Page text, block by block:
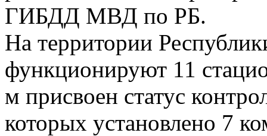
ГИБДД МВД по РБ.
На территории
функционируют 11
м присвоен статус
которых установлено 7